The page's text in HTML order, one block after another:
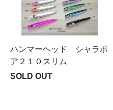
ハンマーヘッド シャラポ
ア２１０スリム
SOLD OUT